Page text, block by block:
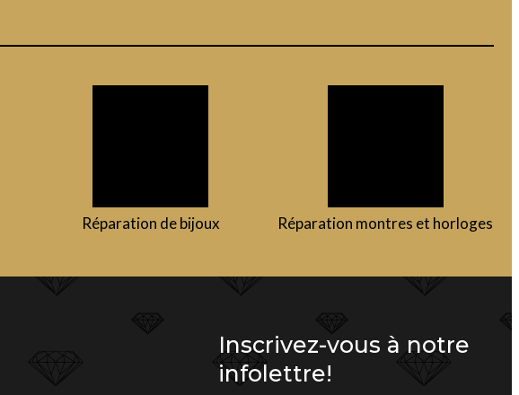
Réparation de bijoux Réparation montres et horloges
Inscrivez-vous à notre
infolettre!